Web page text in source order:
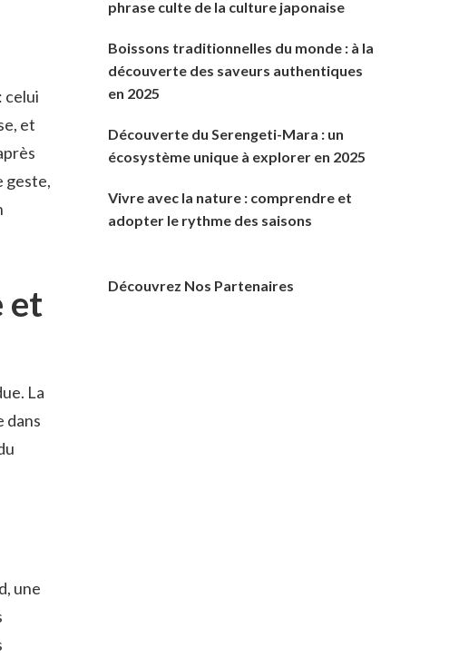
celui
et
geste,
et
La
dans
une
phrase culte de la culture japonaise
Boissons traditionnelles du monde : à la
découverte des saveurs authentiques
en 2025
Découverte du Serengeti-Mara : un
écosystème unique à explorer en 2025
Vivre avec la nature : comprendre et
adopter le rythme des saisons
Découvrez Nos Partenaires